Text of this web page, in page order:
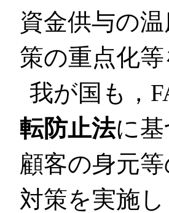
資金供与の
策の重点化
我が国も，
転防止法に
顧客の身元
対策を実施